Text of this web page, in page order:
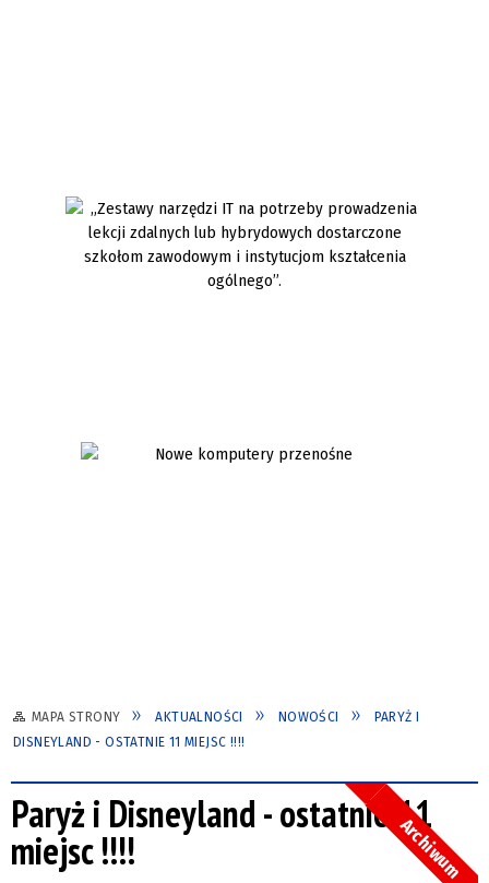
MAPA STRONY AKTUALNOŚCI NOWOŚCI
PARYŻ I
DISNEYLAND - OSTATNIE 11 MIEJSC !!!!
Paryż i Disneyland - ostatnie 11
miejsc !!!! Archiwum